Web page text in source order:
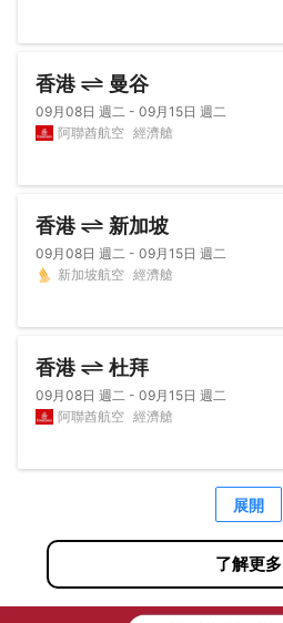
香港 曼谷
09月08日 週二 - 09月15日 週二
阿聯酋航空 經濟艙
香港 新加坡
09月08日 週二 - 09月15日 週二
新加坡航空 經濟艙
香港 杜拜
09月08日 週二 - 09月15日 週二
阿聯酋航空 經濟艙
展開
了解更多